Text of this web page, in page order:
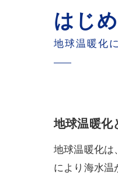
はじ
地球温暖化
地球温暖化
地球温暖化は
により海水温